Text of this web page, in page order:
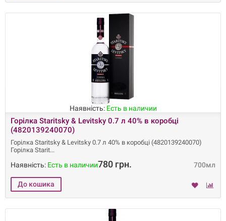
Наявність: Есть в наличии
Горілка Staritsky & Levitsky 0.7 л 40% в коробці
(4820139240070)
Горілка Staritsky & Levitsky 0.7 л 40% в коробці (4820139240070)
Горілка Starit
700мл
Наявність: Есть в наличии780 грн.